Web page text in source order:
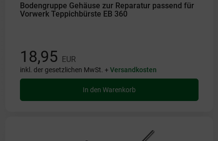
Bodengruppe Gehäuse zur Reparatur passend für
Vorwerk Teppichbürste EB 360
18,95 EUR
inkl. der gesetzlichen MwSt. +Versandkosten
In den Warenkorb